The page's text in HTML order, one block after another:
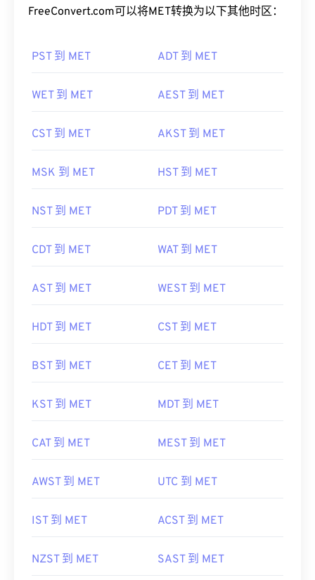
FreeConvert.com可以将MET转换为以下其他时区：
PST 到 MET ADT 到 MET
WET 到 MET AEST 到 MET
CST 到 MET AKST 到 MET
MSK 到 MET HST 到 MET
NST 到 MET PDT 到 MET
CDT 到 MET WAT 到 MET
AST 到 MET WEST 到 MET
HDT 到 MET CST 到 MET
BST 到 MET CET 到 MET
KST 到 MET MDT 到 MET
CAT 到 MET MEST 到 MET
AWST 到 MET UTC 到 MET
IST 到 MET ACST 到 MET
NZST 到 MET SAST 到 MET